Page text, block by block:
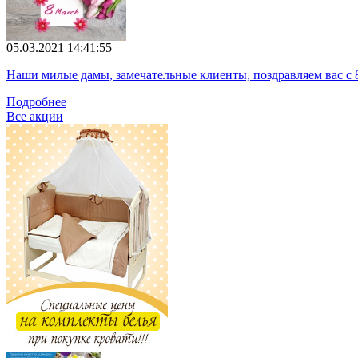
05.03.2021 14:41:55
Наши милые дамы, замечательные клиенты, поздравляем вас с
Подробнее
Все акции